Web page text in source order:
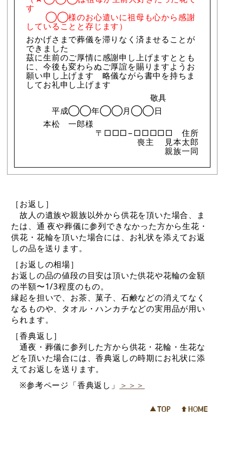
す
◯◯様のお心遣いに祖母も心から感謝
していることと存じます）
おかげさまで葬儀を滞りなく済ませることが
できました
茲に生前のご厚情に感謝申し上げますととも
に、今後も変わらぬご厚誼を賜りますようお
願い申し上げます 略儀ながら書中を持ちま
してお礼申し上げます
敬具
平成◯◯年◯◯月◯◯日
本松 一郎様
〒□□□−□□□□□ 住所
喪主 見本太郎
親族一同
［お返し］
故人の遺族や親族以外から供花を頂いた場合、ま
たは、通 夜や葬儀に参列できなかった方から生花・
供花・花輪を頂いた場合には、お礼状を添えてお返
しの品を送ります。
［お返しの相場］
お返しの品の値段の目安は頂いた供花や花輪の金額
の半額〜1/3程度のもの。
縁起を担いで、お茶、菓子、石鹸などの消えてなく
なるものや、タオル・ハンカチなどの実用品が用い
られます。
［香典返し］
通夜・葬儀に参列した方から供花・花輪・生花な
どを頂いた場合には、香典返しの時期にお礼状に添
えてお返しを送ります。
※参考ページ「香典返し」
＞＞＞